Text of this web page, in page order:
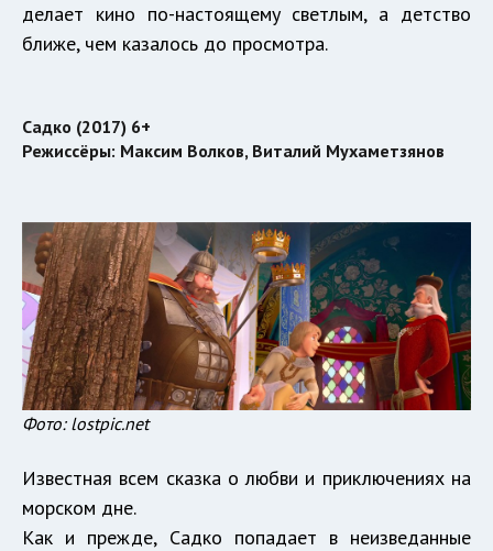
делает кино по-настоящему светлым, а детство
ближе, чем казалось до просмотра.
Садко (2017) 6+
Режиссёры: Максим Волков, Виталий Мухаметзянов
Фото: lostpic.net
Известная всем сказка о любви и приключениях на
морском дне.
Как и прежде, Садко попадает в неизведанные